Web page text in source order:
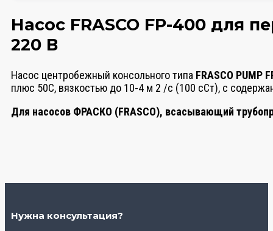
Насос FRASCO FP-400 для
220 В
Насос центробежный консольного типа FRASCO PUMP
плюс 50С, вязкостью до 10-4 м 2 /с (100 сСт), с
Для насосов ФРАСКО (FRASCO), всасывающий
Нужна консультация?